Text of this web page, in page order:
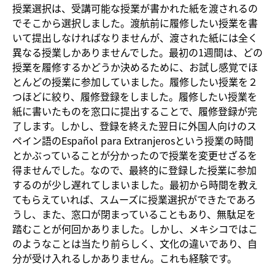
授業選択は、受講可能な授業が書かれた紙を渡されるの
でそこから選択しました。渡航前に履修したい授業を書
いて提出しなければなりませんが、渡された紙には全く
異なる授業しかありませんでした。最初の1週間は、どの
授業を履修するかどうか決めるために、お試し感覚でほ
とんどの授業に参加していました。履修したい授業を２
つほどに絞り、履修登録をしました。履修したい授業を
紙に書いたものを窓口に提出することで、履修登録が完
了します。しかし、登録を終えた翌日に外国人向けのス
ペイン語のEspañol para Extranjerosという授業の時間
とかぶっていることが分かったので授業を変更せざるを
得ませんでした。なので、最終的に登録した授業に参加
するのが少し遅れてしまいました。最初から時間を教え
てもらえていれば、スムーズに授業選択ができたであろ
うし、また、窓口が閉まっていることもあり、無駄足を
踏むことが何回かありました。しかし、メキシコではこ
のようなことは当たり前らしく、文化の違いであり、自
分が受け入れるしかありません。これも経験です。